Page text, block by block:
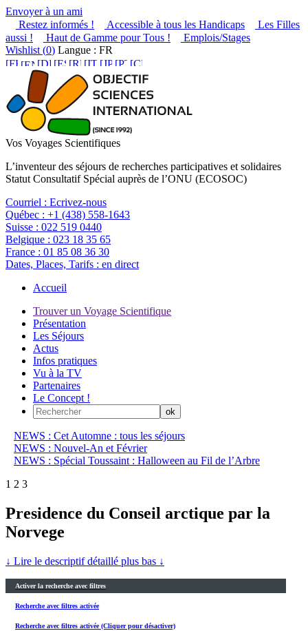
Envoyer à un ami
Restez informés !
Accessible à tous les Handicaps
Les Filles
aussi !
Haut de Gamme pour Tous !
Emplois/Stages
Wishlist (0) Langue : FR
Vos Voyages Scientifiques
L’inventeur des séjours de recherches participatives et solidaires
Statut Consultatif Spécial auprès de l’ONU (ECOSOC)
Courriel : Ecrivez-nous
Québec : +1 (438) 558-1643
Suisse : 022 519 0440
Belgique : 023 18 35 65
France : 01 85 08 36 30
Dates, Places, Tarifs : en direct
Accueil
Trouver un Voyage Scientifique
Présentation
Les Séjours
Actus
Infos pratiques
Vu à la TV
Partenaires
Le Concept !
NEWS : Cet Automne : tous les séjours
NEWS : Nouvel-An et Février
NEWS : Spécial Toussaint : Halloween au Fil de l’Arbre
1 2 3
Presidence du Conseil arctique par la
Norvege
↓ Lire le descriptif détaillé plus bas ↓
Activer la recherche avec filtres
Recherche avec filtres activée
Recherche avec filtres activée (Cliquer pour désactiver)